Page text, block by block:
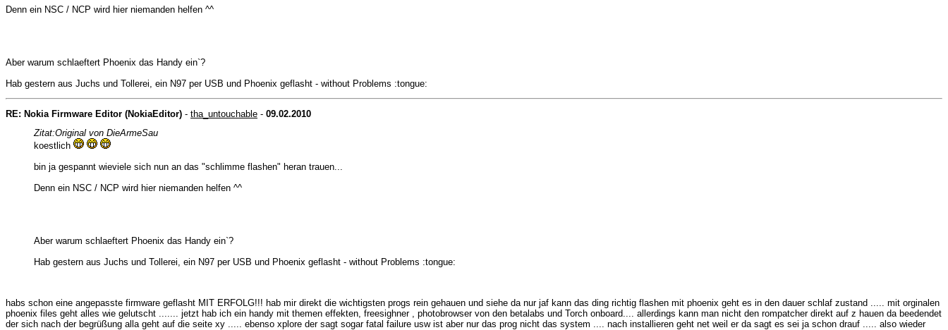
Denn ein NSC / NCP wird hier niemanden helfen ^^
Aber warum schlaeftert Phoenix das Handy ein`?
Hab gestern aus Juchs und Tollerei, ein N97 per USB und Phoenix geflasht - without Problems :tongue:
RE: Nokia Firmware Editor (NokiaEditor) - tha_untouchable - 09.02.2010
Zitat:Original von DieArmeSau
koestlich
bin ja gespannt wieviele sich nun an das "schlimme flashen" heran trauen...
Denn ein NSC / NCP wird hier niemanden helfen ^^
Aber warum schlaeftert Phoenix das Handy ein`?
Hab gestern aus Juchs und Tollerei, ein N97 per USB und Phoenix geflasht - without Problems :tongue:
habs schon eine angepasste firmware geflasht MIT ERFOLG!!! hab mir direkt die wichtigsten progs rein gehauen und siehe da nur jaf kann das ding richtig flashen mit phoenix geht es in den dauer schlaf zustand ..... mit orginalen
phoenix files geht alles wie gelutscht ....... jetzt hab ich ein handy mit themen effekten, freesighner , photobrowser von den betalabs und Torch onboard.... allerdings kann man nicht den rompatcher direkt auf z hauen da beedendet
der sich nach der begrüßung alla geht auf die seite xy ..... ebenso xplore der sagt sogar fatal failure usw ist aber nur das prog nicht das system .... nach installieren geht net weil er da sagt es sei ja schon drauf ..... also wieder